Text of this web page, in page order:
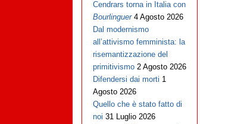
Cendrars torna in Italia con
Bourlinguer 4 Agosto 2026
Dal modernismo
all’attivismo femminista: la
risemantizzazione del
primitivismo 2 Agosto 2026
Difendersi dai morti 1
Agosto 2026
Quello che è stato fatto di
noi 31 Luglio 2026